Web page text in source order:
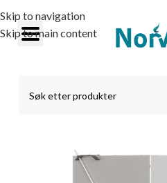
Skip to navigation
Skip to main content